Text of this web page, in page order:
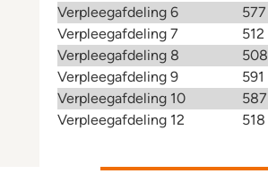
Verpleegafdeling 6
577
Verpleegafdeling 7
512
Verpleegafdeling 8
508
Verpleegafdeling 9
591
Verpleegafdeling 10
587
Verpleegafdeling 12
518